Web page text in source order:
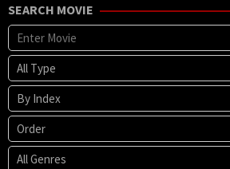
SEARCH MOVIE